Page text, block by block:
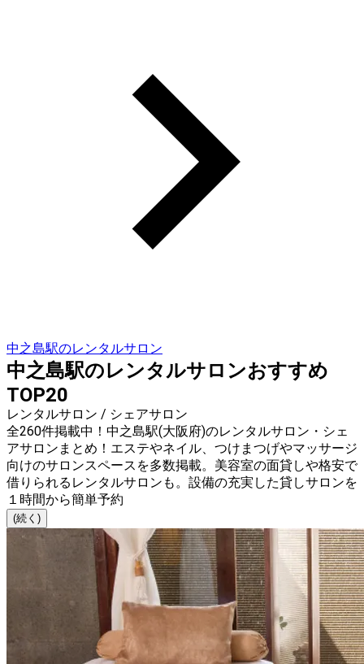
中之島駅のレンタルサロン
中之島駅のレンタルサロンおすすめ
TOP20
レンタルサロン / シェアサロン
全260件掲載中！中之島駅(大阪府)のレンタルサロン・シェ
アサロンまとめ！エステやネイル、つけまつげやマッサージ
向けのサロンスペースを多数掲載。美容室の面貸しや格安で
借りられるレンタルサロンも。設備の充実した貸しサロンを
１時間から簡単予約
(続く)